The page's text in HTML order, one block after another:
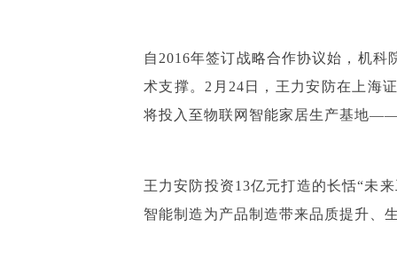
自2016年签订战略合作协议始，机
术支撑。2月24日，王力安防在上海
将投入至物联网智能家居生产基地
王力安防投资13亿元打造的长恬“未
智能制造为产品制造带来品质提升、